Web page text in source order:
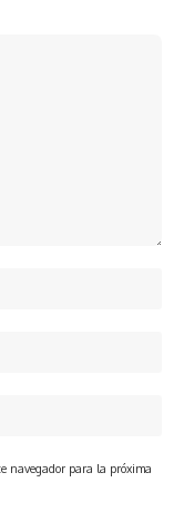
navegador para la próxima